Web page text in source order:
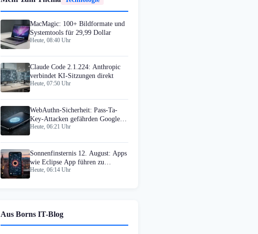
MacMagic: 100+ Bildformate und
Systemtools für 29,99 Dollar
Heute, 08:40 Uhr
Claude Code 2.1.224: Anthropic
verbindet KI-Sitzungen direkt
Heute, 07:50 Uhr
WebAuthn-Sicherheit: Pass-Ta-
Key-Attacken gefährden Google
Password Manager
Heute, 06:21 Uhr
Sonnenfinsternis 12. August: Apps
wie Eclipse App führen zu
optimalen Standorten
Heute, 06:14 Uhr
Aus Borns IT-Blog